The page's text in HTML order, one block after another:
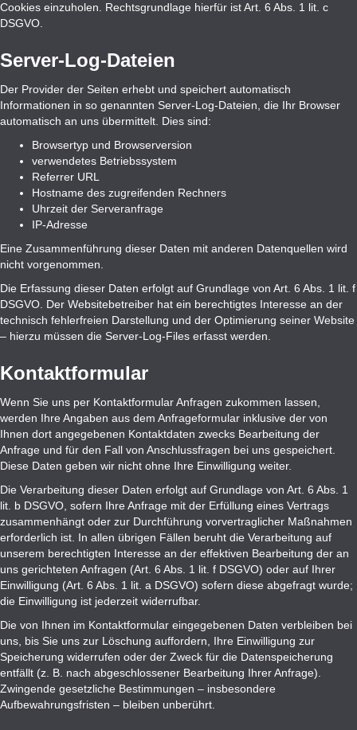
Cookies einzuholen. Rechtsgrundlage hierfür ist Art. 6 Abs. 1 lit. c
DSGVO.
Server-Log-Dateien
Der Provider der Seiten erhebt und speichert automatisch
Informationen in so genannten Server-Log-Dateien, die Ihr Browser
automatisch an uns übermittelt. Dies sind:
Browsertyp und Browserversion
verwendetes Betriebssystem
Referrer URL
Hostname des zugreifenden Rechners
Uhrzeit der Serveranfrage
IP-Adresse
Eine Zusammenführung dieser Daten mit anderen Datenquellen wird
nicht vorgenommen.
Die Erfassung dieser Daten erfolgt auf Grundlage von Art. 6 Abs. 1 lit. f
DSGVO. Der Websitebetreiber hat ein berechtigtes Interesse an der
technisch fehlerfreien Darstellung und der Optimierung seiner Website
– hierzu müssen die Server-Log-Files erfasst werden.
Kontaktformular
Wenn Sie uns per Kontaktformular Anfragen zukommen lassen,
werden Ihre Angaben aus dem Anfrageformular inklusive der von
Ihnen dort angegebenen Kontaktdaten zwecks Bearbeitung der
Anfrage und für den Fall von Anschlussfragen bei uns gespeichert.
Diese Daten geben wir nicht ohne Ihre Einwilligung weiter.
Die Verarbeitung dieser Daten erfolgt auf Grundlage von Art. 6 Abs. 1
lit. b DSGVO, sofern Ihre Anfrage mit der Erfüllung eines Vertrags
zusammenhängt oder zur Durchführung vorvertraglicher Maßnahmen
erforderlich ist. In allen übrigen Fällen beruht die Verarbeitung auf
unserem berechtigten Interesse an der effektiven Bearbeitung der an
uns gerichteten Anfragen (Art. 6 Abs. 1 lit. f DSGVO) oder auf Ihrer
Einwilligung (Art. 6 Abs. 1 lit. a DSGVO) sofern diese abgefragt wurde;
die Einwilligung ist jederzeit widerrufbar.
Die von Ihnen im Kontaktformular eingegebenen Daten verbleiben bei
uns, bis Sie uns zur Löschung auffordern, Ihre Einwilligung zur
Speicherung widerrufen oder der Zweck für die Datenspeicherung
entfällt (z. B. nach abgeschlossener Bearbeitung Ihrer Anfrage).
Zwingende gesetzliche Bestimmungen – insbesondere
Aufbewahrungsfristen – bleiben unberührt.